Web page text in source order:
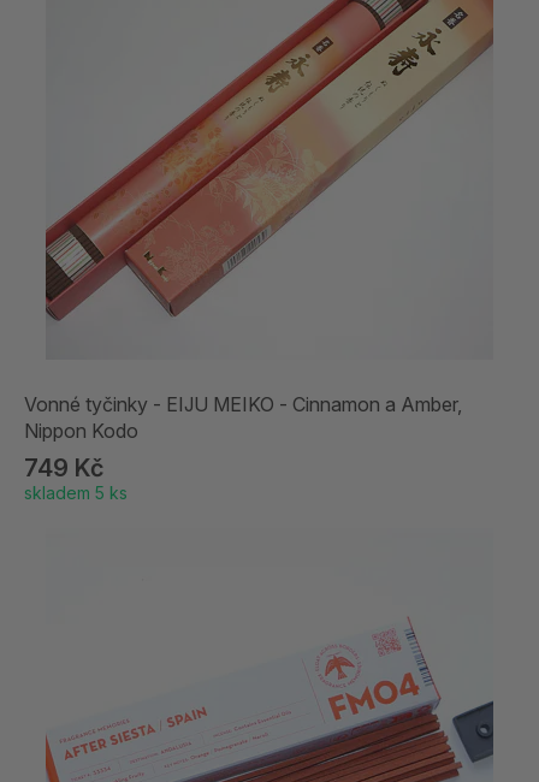
Vonné tyčinky - EIJU MEIKO - Cinnamon a Amber,
Nippon Kodo
749 Kč
skladem 5 ks